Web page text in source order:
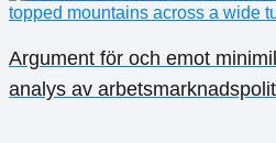
Argument för och emot
analys av